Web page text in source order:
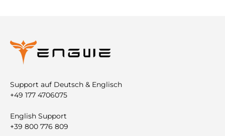
Support auf Deutsch & Englisch
+49 177 4706075
English Support
+39 800 776 809